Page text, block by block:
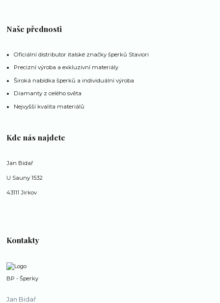
Naše přednosti
Oficiální distributor italské značky šperků Staviori
Precizní výroba a exkluzivní materiály
Široká nabídka šperků a individuální výroba
Diamanty z celého světa
Nejvyšší kvalita materiálů
Kde nás najdete
Jan Bidař
U Sauny 1532
43111 Jirkov
Kontakty
BP - Šperky
Jan Bidař